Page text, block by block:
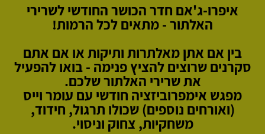
איפרו-ג'אם חדר הכושר החודשי לשרירי
האלתור - מתאים לכל הרמות!
בין אם אתן מאלתרות ותיקות או אם אתם
סקרנים שרוצים להציץ פנימה - בואו להפעיל
את שרירי האלתור שלכם.
מפגש אימפרוביזציה חודשי עם עומר וייס
(ואורחים נוספים) שכולו תרגול, חידוד,
משחקיות, צחוק וניסוי.